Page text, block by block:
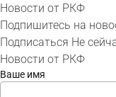
Новости от РКФ
Подпишитесь на
Подписаться Не
Новости от РКФ
Ваше имя